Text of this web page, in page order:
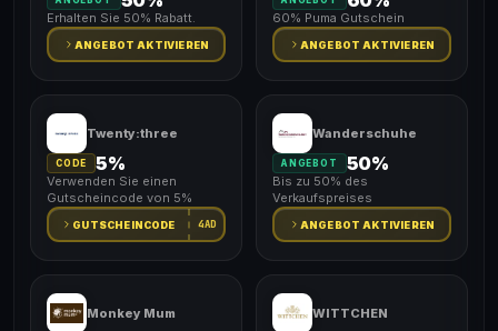
Erhalten Sie 50% Rabatt.
ANGEBOT AKTIVIEREN
60% Puma Gutschein
ANGEBOT AKTIVIEREN
Twenty:three
CODE 5%
Verwenden Sie einen
Gutscheincode von 5%
GUTSCHEINCODE 4AD
Wanderschuhe
ANGEBOT 50%
Bis zu 50% des
Verkaufspreises
ANGEBOT AKTIVIEREN
Monkey Mum WITTCHEN